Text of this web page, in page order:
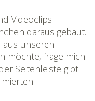
Videoclips
daraus gebaut.
aus unseren
möchte, frage mich
Seitenleiste gibt